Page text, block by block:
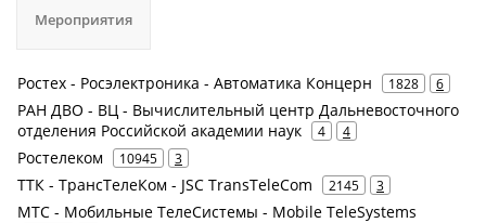
Мероприятия
Ростех - Росэлектроника - Автоматика Концерн 1828 6
РАН ДВО - ВЦ - Вычислительный центр Дальневосточного
отделения Российской академии наук
4 4
Ростелеком 10945 3
ТТК - ТрансТелеКом - JSC TransTeleCom 2145 3
МТС - Мобильные ТелеСистемы - Mobile TeleSystems